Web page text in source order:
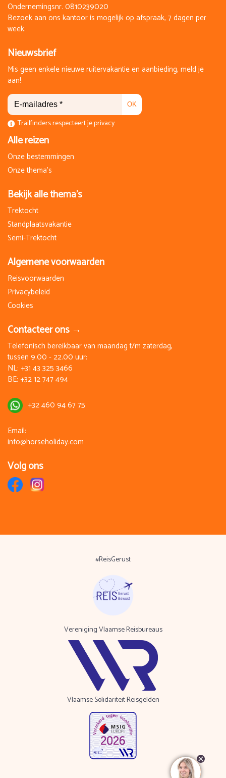
Ondernemingsnr. 0810239020
Bezoek aan ons kantoor is mogelijk op afspraak, 7 dagen per
week.
Nieuwsbrief
Mis geen enkele nieuwe ruitervakantie en aanbieding, meld je
aan!
OK
Trailfinders respecteert je privacy
Alle reizen
Onze bestemmingen
Onze thema's
Bekijk alle thema's
Trektocht
Standplaatsvakantie
Semi-Trektocht
Algemene voorwaarden
Reisvoorwaarden
Privacybeleid
Cookies
Contacteer ons →
Telefonisch bereikbaar van maandag t/m zaterdag,
tussen 9.00 - 22.00 uur:
NL: +31 43 325 3466
BE: +32 12 747 494
+32 460 94 67 75
Email:
info@horseholiday.com
Volg ons
#ReisGerust
Vereniging Vlaamse Reisbureaus
Vlaamse Solidariteit Reisgelden